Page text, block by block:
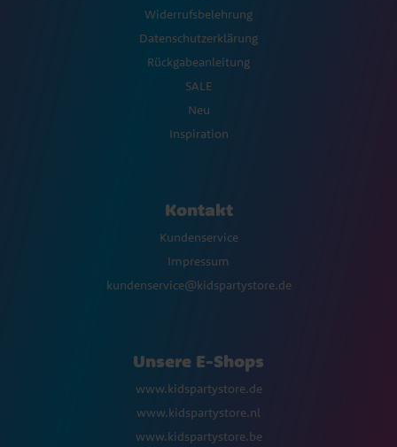
Widerrufsbelehrung
Datenschutzerklärung
Rückgabeanleitung
SALE
Neu
Inspiration
Kontakt
Kundenservice
Impressum
kundenservice@kidspartystore.de
Unsere E-Shops
www.kidspartystore.de
www.kidspartystore.nl
www.kidspartystore.be